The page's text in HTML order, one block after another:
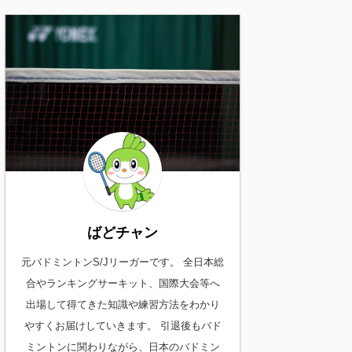
ばどチャン
元バドミントンS/Jリーガーです。 全日本総
合やランキングサーキット、国際大会等へ
出場して得てきた知識や練習方法をわかり
やすくお届けしていきます。 引退後もバド
ミントンに関わりながら、日本のバドミン